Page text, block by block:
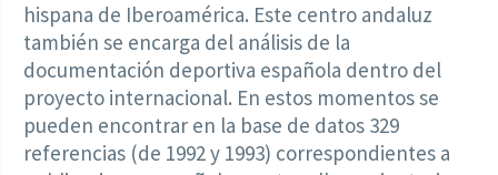
hispana de Iberoamérica. Este centro andaluz
también se encarga del análisis de la
documentación deportiva española dentro del
proyecto internacional. En estos momentos se
pueden encontrar en la base de datos 329
referencias (de 1992 y 1993) correspondientes a